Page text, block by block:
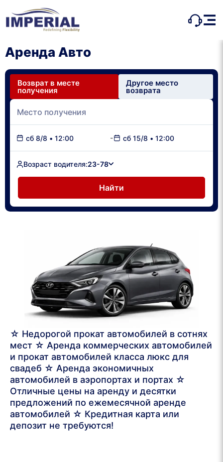
Аренда Авто
Возврат в месте
получения
Другое место
возврата
сб 8/8 • 12:00 - сб 15/8 • 12:00
Возраст водителя:23-78
Найти
☆ Недорогой прокат автомобилей в сотнях
мест ☆ Аренда коммерческих автомобилей
и прокат автомобилей класса люкс для
свадеб ☆ Аренда экономичных
автомобилей в аэропортах и портах ☆
Отличные цены на аренду и десятки
предложений по ежемесячной аренде
автомобилей ☆ Кредитная карта или
депозит не требуются!